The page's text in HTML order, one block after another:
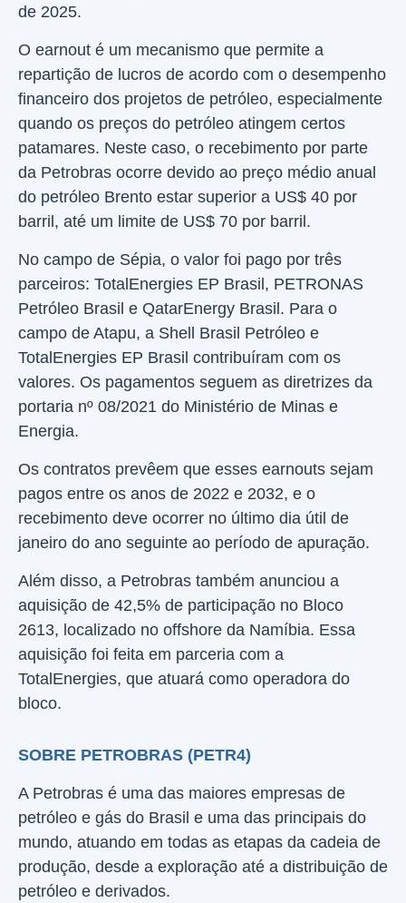
de 2025.
O earnout é um mecanismo que permite a
repartição de lucros de acordo com o desempenho
financeiro dos projetos de petróleo, especialmente
quando os preços do petróleo atingem certos
patamares. Neste caso, o recebimento por parte
da Petrobras ocorre devido ao preço médio anual
do petróleo Brento estar superior a US$ 40 por
barril, até um limite de US$ 70 por barril.
No campo de Sépia, o valor foi pago por três
parceiros: TotalEnergies EP Brasil, PETRONAS
Petróleo Brasil e QatarEnergy Brasil. Para o
campo de Atapu, a Shell Brasil Petróleo e
TotalEnergies EP Brasil contribuíram com os
valores. Os pagamentos seguem as diretrizes da
portaria nº 08/2021 do Ministério de Minas e
Energia.
Os contratos prevêem que esses earnouts sejam
pagos entre os anos de 2022 e 2032, e o
recebimento deve ocorrer no último dia útil de
janeiro do ano seguinte ao período de apuração.
Além disso, a Petrobras também anunciou a
aquisição de 42,5% de participação no Bloco
2613, localizado no offshore da Namíbia. Essa
aquisição foi feita em parceria com a
TotalEnergies, que atuará como operadora do
bloco.
SOBRE PETROBRAS (PETR4)
A Petrobras é uma das maiores empresas de
petróleo e gás do Brasil e uma das principais do
mundo, atuando em todas as etapas da cadeia de
produção, desde a exploração até a distribuição de
petróleo e derivados.